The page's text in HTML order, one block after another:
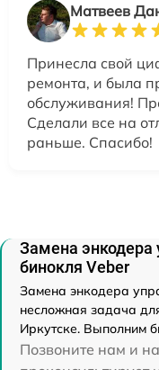
Матвеев
Принесла свой
ремонта, и была
обслуживания!
Сделали все на
раньше. Спасибо!
Замена энкодера
бинокля Veber
Замена энкодера
несложная задача
Иркутске. Выполним
Позвоните нам и